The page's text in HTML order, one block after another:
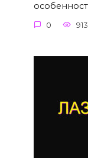
0 913